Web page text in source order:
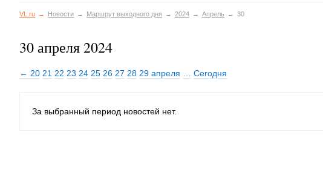
VL.ru Новости Маршрут выходного дня 2024 Апрель 30
30 апреля 2024
← 20 21 22 23 24 25 26 27 28 29 апреля Сегодня
За выбранный период новостей нет.